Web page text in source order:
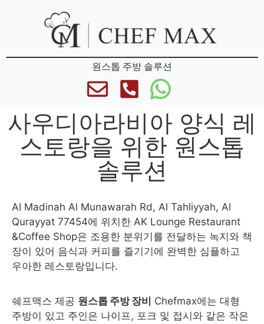
원스톱 주방 솔루션
사우디아라비아 양식 레
스토랑을 위한 원스톱
솔루션
Al Madinah Al Munawarah Rd, Al Tahliyyah, Al
Qurayyat 77454에 위치한 AK Lounge Restaurant
&Coffee Shop은 조용한 분위기를 전달하는 녹지와 책
장이 있어 음식과 커피를 즐기기에 완벽한 심플하고
우아한 레스토랑입니다.
쉐프맥스 제공 원스톱 주방 장비
Chefmax에는 대형
주방이 있고 주인은 나이프, 포크 및 접시와 같은 작은